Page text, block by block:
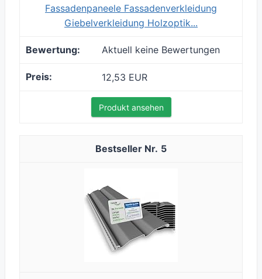
Fassadenpaneele Fassadenverkleidung
Giebelverkleidung Holzoptik...
Aktuell keine Bewertungen
12,53 EUR
Produkt ansehen
5